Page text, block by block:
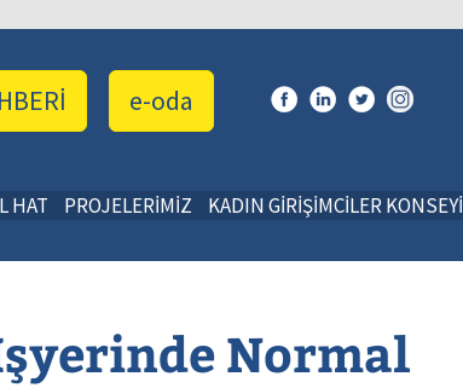
e-oda
HAT PROJELERİMİZ KADIN GİRİŞİMCİLER KONSEYİ
Normal